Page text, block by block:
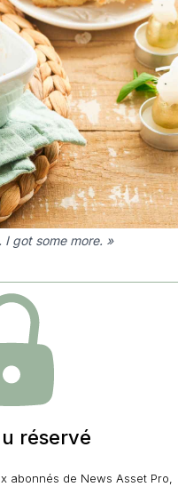
I got some more. »
réservé
abonnés de News Asset Pro,